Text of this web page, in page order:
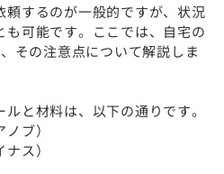
するのが一般的ですが、状況
可能です。ここでは、自宅の
その注意点について解説しま
と材料は、以下の通りです。
ブ）
ス）